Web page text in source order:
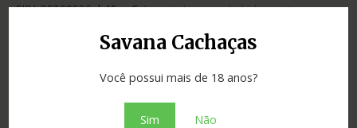
Savana Cachaças
Você possui mais de 18 anos?
Sim Não
SKU:35309226eb45 Categoria:Licores e bebidas mistas
Adicionar ao orçamento